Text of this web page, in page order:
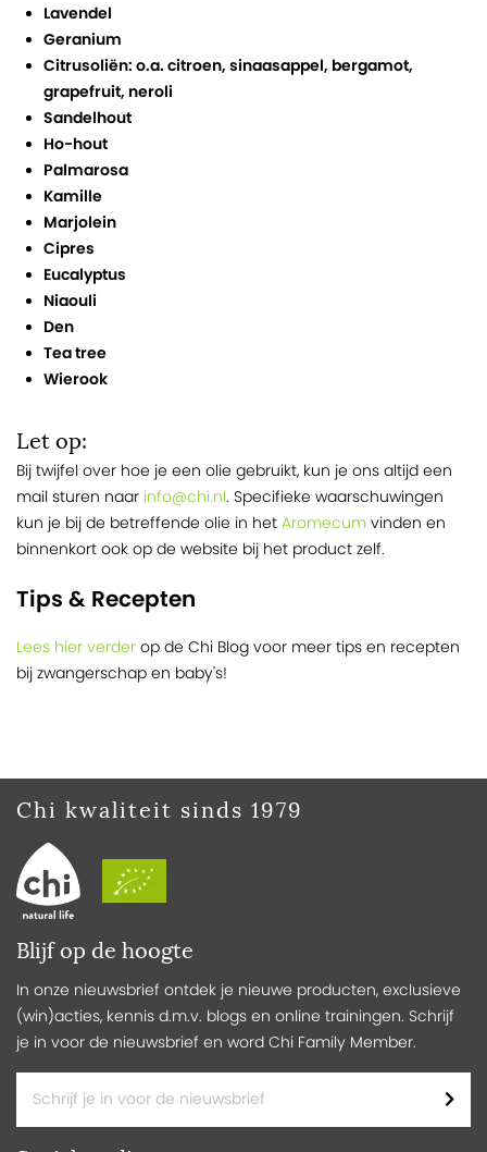
Lavendel
Geranium
Citrusoliën: o.a. citroen, sinaasappel, bergamot,
grapefruit, neroli
Sandelhout
Ho-hout
Palmarosa
Kamille
Marjolein
Cipres
Eucalyptus
Niaouli
Den
Tea tree
Wierook
Let op:
Bij twijfel over hoe je een olie gebruikt, kun je ons altijd een
mail sturen naar info@chi.nl. Specifieke waarschuwingen
kun je bij de betreffende olie in het Aromecum vinden en
binnenkort ook op de website bij het product zelf.
Tips & Recepten
Lees hier verder op de Chi Blog voor meer tips en recepten
bij zwangerschap en baby's!
Blijf op de hoogte
In onze nieuwsbrief ontdek je nieuwe producten, exclusieve
(win)acties, kennis d.m.v. blogs en online trainingen. Schrijf
je in voor de nieuwsbrief en word Chi Family Member.
Chi kwaliteit sinds 1979